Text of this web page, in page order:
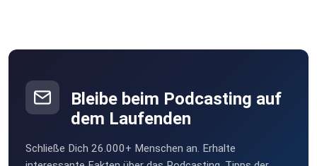
Bleibe beim Podcasting auf
dem Laufenden
Schließe Dich 26.000+ Menschen an. Erhalte